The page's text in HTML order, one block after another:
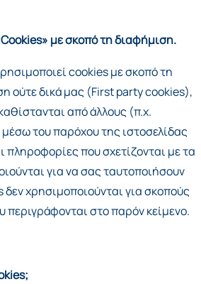
με σκοπό τη διαφήμιση.
cookies με σκοπό τη
ούτε δικά μας (First party cookies),
από άλλους (π.χ.
του παρόχου της ιστοσελίδας
που σχετίζονται με τα
για να σας ταυτοποιήσουν
χρησιμοποιούνται για σκοπούς
περιγράφονται στο παρόν κείμενο.